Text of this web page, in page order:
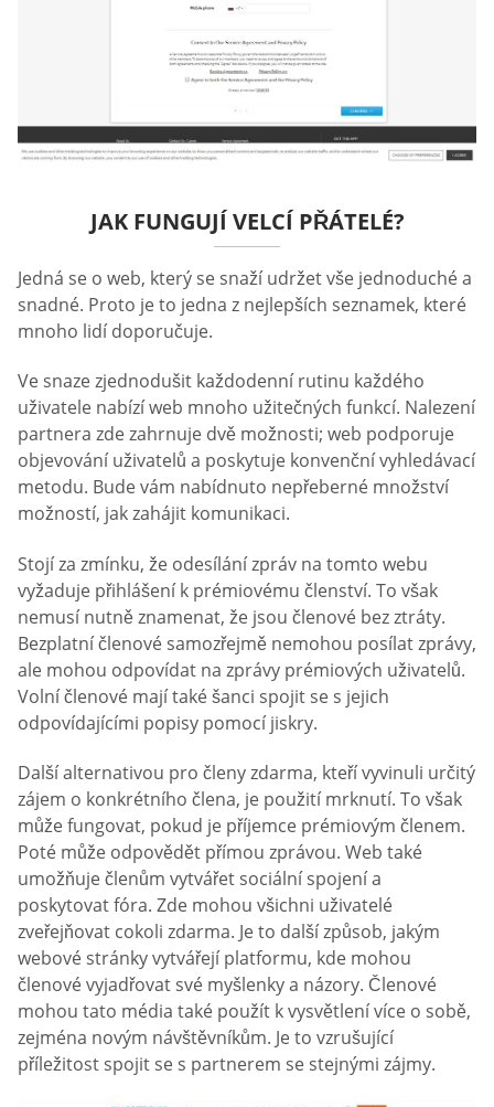
JAK FUNGUJÍ VELCÍ PŘÁTELÉ?
Jedná se o web, který se snaží udržet vše jednoduché a
snadné. Proto je to jedna z nejlepších seznamek, které
mnoho lidí doporučuje.
Ve snaze zjednodušit každodenní rutinu každého
uživatele nabízí web mnoho užitečných funkcí. Nalezení
partnera zde zahrnuje dvě možnosti; web podporuje
objevování uživatelů a poskytuje konvenční vyhledávací
metodu. Bude vám nabídnuto nepřeberné množství
možností, jak zahájit komunikaci.
Stojí za zmínku, že odesílání zpráv na tomto webu
vyžaduje přihlášení k prémiovému členství. To však
nemusí nutně znamenat, že jsou členové bez ztráty.
Bezplatní členové samozřejmě nemohou posílat zprávy,
ale mohou odpovídat na zprávy prémiových uživatelů.
Volní členové mají také šanci spojit se s jejich
odpovídajícími popisy pomocí jiskry.
Další alternativou pro členy zdarma, kteří vyvinuli určitý
zájem o konkrétního člena, je použití mrknutí. To však
může fungovat, pokud je příjemce prémiovým členem.
Poté může odpovědět přímou zprávou. Web také
umožňuje členům vytvářet sociální spojení a
poskytovat fóra. Zde mohou všichni uživatelé
zveřejňovat cokoli zdarma. Je to další způsob, jakým
webové stránky vytvářejí platformu, kde mohou
členové vyjadřovat své myšlenky a názory. Členové
mohou tato média také použít k vysvětlení více o sobě,
zejména novým návštěvníkům. Je to vzrušující
příležitost spojit se s partnerem se stejnými zájmy.